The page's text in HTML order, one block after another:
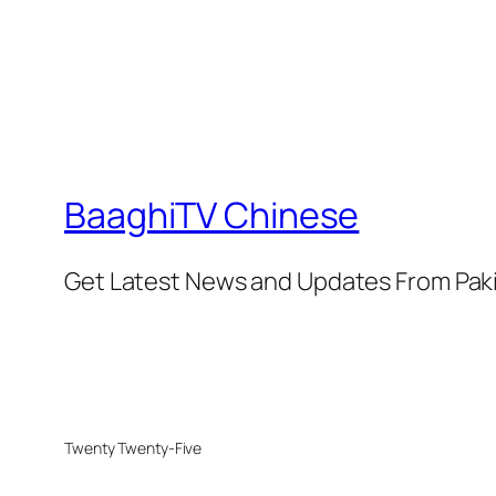
BaaghiTV Chinese
Get Latest News and Updates From
Twenty Twenty-Five